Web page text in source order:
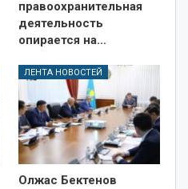
правоохранительная
деятельность
опирается на…
ЛЕНТА НОВОСТЕЙ
Олжас Бектенов